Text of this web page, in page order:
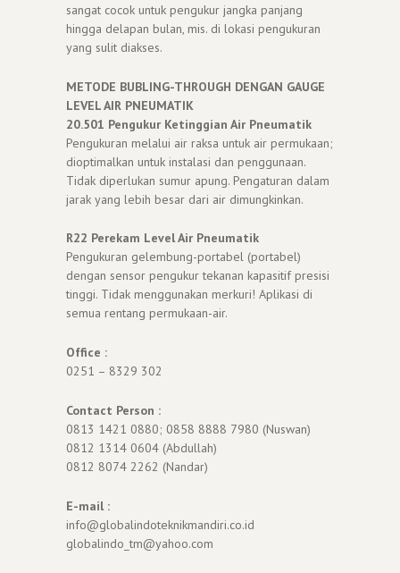
sangat cocok untuk pengukur jangka panjang
hingga delapan bulan, mis. di lokasi pengukuran
yang sulit diakses.
METODE BUBLING-THROUGH DENGAN GAUGE
LEVEL AIR PNEUMATIK
20.501 Pengukur Ketinggian Air Pneumatik
Pengukuran melalui air raksa untuk air permukaan;
dioptimalkan untuk instalasi dan penggunaan.
Tidak diperlukan sumur apung. Pengaturan dalam
jarak yang lebih besar dari air dimungkinkan.
R22 Perekam Level Air Pneumatik
Pengukuran gelembung-portabel (portabel)
dengan sensor pengukur tekanan kapasitif presisi
tinggi. Tidak menggunakan merkuri! Aplikasi di
semua rentang permukaan-air.
Office :
0251 – 8329 302
Contact Person :
0813 1421 0880; 0858 8888 7980 (Nuswan)
0812 1314 0604 (Abdullah)
0812 8074 2262 (Nandar)
E-mail :
info@globalindoteknikmandiri.co.id
globalindo_tm@yahoo.com